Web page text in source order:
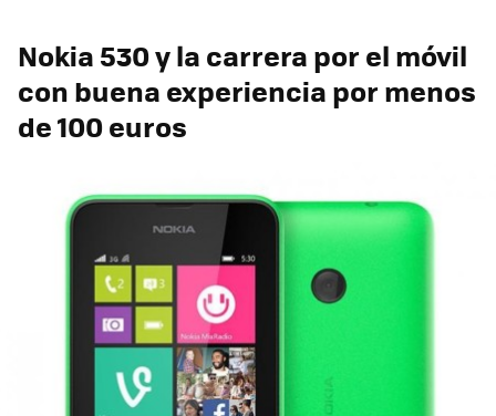
Nokia 530 y la carrera por el móvil
con buena experiencia por menos
de 100 euros